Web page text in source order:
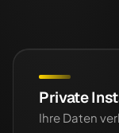
Private
Ihre Daten